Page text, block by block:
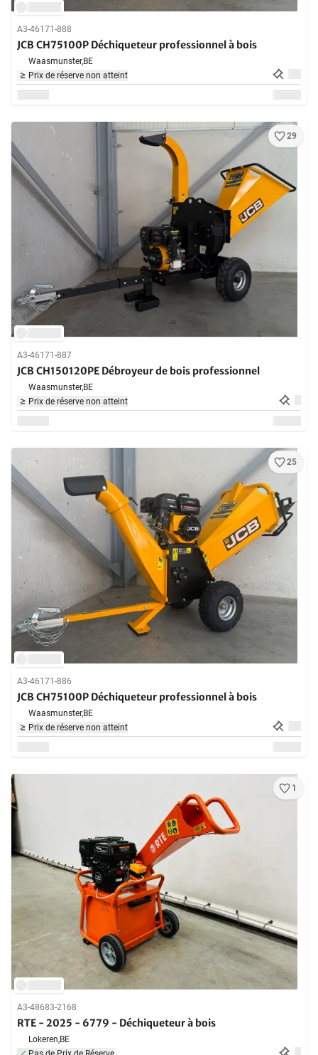
A3-46171-888
JCB CH75100P Déchiqueteur professionnel à bois
Waasmunster,BE
Prix de réserve non atteint
29
A3-46171-887
JCB CH150120PE Débroyeur de bois professionnel
Waasmunster,BE
Prix de réserve non atteint
25
A3-46171-886
JCB CH75100P Déchiqueteur professionnel à bois
Waasmunster,BE
Prix de réserve non atteint
1
A3-48683-2168
RTE - 2025 - 6779 - Déchiqueteur à bois
Lokeren,BE